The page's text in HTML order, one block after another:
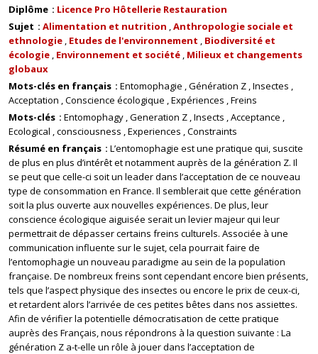
Diplôme
Licence Pro Hôtellerie Restauration
Sujet
Alimentation et nutrition Anthropologie sociale et
ethnologie Etudes de l'environnement
Biodiversité et
écologie Environnement et société Milieux et changements
globaux
Mots-clés en français
Entomophagie Génération Z Insectes
Acceptation Conscience écologique Expériences Freins
Mots-clés
Entomophagy Generation Z Insects Acceptance
Ecological consciousness Experiences Constraints
Résumé en français
L’entomophagie est une pratique qui, suscite
de plus en plus d’intérêt et notamment auprès de la génération Z. Il
se peut que celle-ci soit un leader dans l’acceptation de ce nouveau
type de consommation en France. Il semblerait que cette génération
soit la plus ouverte aux nouvelles expériences. De plus, leur
conscience écologique aiguisée serait un levier majeur qui leur
permettrait de dépasser certains freins culturels. Associée à une
communication influente sur le sujet, cela pourrait faire de
l’entomophagie un nouveau paradigme au sein de la population
française. De nombreux freins sont cependant encore bien présents,
tels que l’aspect physique des insectes ou encore le prix de ceux-ci,
et retardent alors l’arrivée de ces petites bêtes dans nos assiettes.
Afin de vérifier la potentielle démocratisation de cette pratique
auprès des Français, nous répondrons à la question suivante : La
génération Z a-t-elle un rôle à jouer dans l’acceptation de